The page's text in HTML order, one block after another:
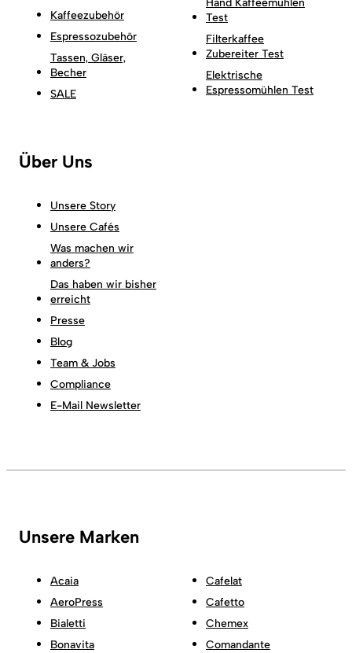
Kaffeezubehör
Espressozubehör
Tassen, Gläser,
Becher
SALE
Hand Kaffeemühlen
Test
Filterkaffee
Zubereiter Test
Elektrische
Espressomühlen Test
Über Uns
Unsere Story
Unsere Cafés
Was machen wir
anders?
Das haben wir bisher
erreicht
Presse
Blog
Team & Jobs
Compliance
E-Mail Newsletter
Unsere Marken
Acaia
AeroPress
Bialetti
Bonavita
Cafelat
Cafetto
Chemex
Comandante